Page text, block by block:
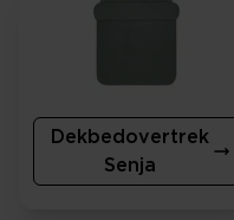
Dekbedovertrek
Senja